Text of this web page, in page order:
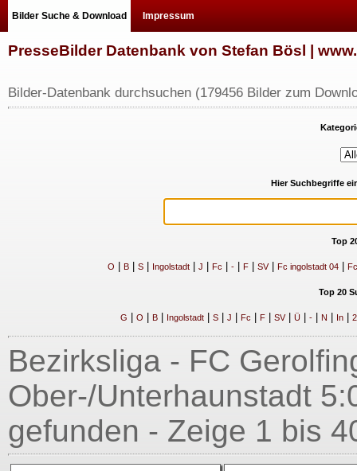
Bilder Suche & Download Impressum
PresseBilder Datenbank von Stefan Bösl |
Bilder-Datenbank durchsuchen (179456 Bilder zum
Hier Suchbegriffe
Top
O B| S| Ingolstadt| J Fc -| F| SV| Fc ingolstadt 04|
Top 20
G O B| Ingolstadt| S| J Fc F| SV| Ü| -| N In| 2
Bezirksliga - FC
Ober-/Unterhaunstadt
gefunden - Zeige 1 bis